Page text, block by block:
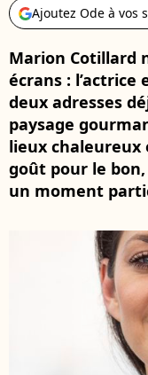
Ajoutez Ode à vos
Marion Cotillard
écrans :
deux adresses
paysage
lieux chaleureux
goût pour le
un moment